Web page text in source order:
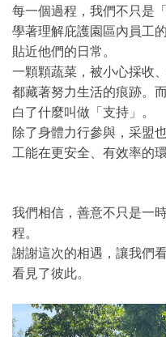
每一個過程，我們不只是
學著理解庇護園區內員工
貼近他們的日常。
一顆顆蔬菜，被小心採收
都藏著努力生活的痕跡。
白了什麼叫做「支持」。
除了身體力行參與，采盟
工能在更安全、有效率的
我們相信，善意不只是一
程。
謝謝這次的相遇，讓我們
看見了彼此。